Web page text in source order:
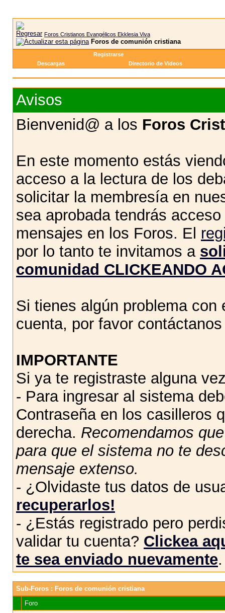
Foros Cristianos Evangélicos Ekklesia Viva
Foros de comunión cristiana
Registrarse
Descargas
Directorio de Videos
Avisos
Bienvenid@ a los Foros
En este momento estás
acceso a la lectura de los
solicitar la membresía en
sea aprobada tendrás
mensajes en los Foros. El
por lo tanto te invitamos a
comunidad CLICKEANDO
Si tienes algún problema
cuenta, por favor
IMPORTANTE
Si ya te registraste alguna
- Para ingresar al sistema
Contraseña en los casilleros
derecha. Recomendamos
para que el sistema no te
mensaje extenso.
- ¿Olvidaste tus datos de
recuperarlos!
- ¿Estás registrado pero
validar tu cuenta? Clickea
te sea enviado nuevamente.
Sub-Foros : Foros de comunión cristiana
Foro